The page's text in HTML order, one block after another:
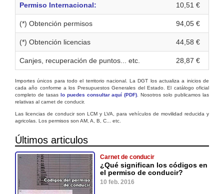
Permiso Internacional: 10,51 €
(*) Obtención permisos 94,05 €
(*) Obtención licencias 44,58 €
Canjes, recuperación de puntos... etc. 28,87 €
Importes únicos para todo el territorio nacional. La DGT los actualiza a inicios de
cada año conforme a los Presupuestos Generales del Estado. El catálogo oficial
completo de tasas lo puedes consultar aquí (PDF) . Nosotros solo publicamos las
relativas al carnet de conducir.
Las licencias de conducir son LCM y LVA, para vehículos de movilidad reducida y
agricolas. Los permisos son AM, A, B, C... etc.
Últimos articulos
Carnet de conducir
¿Qué significan los códigos en
el permiso de conducir?
10 feb. 2016